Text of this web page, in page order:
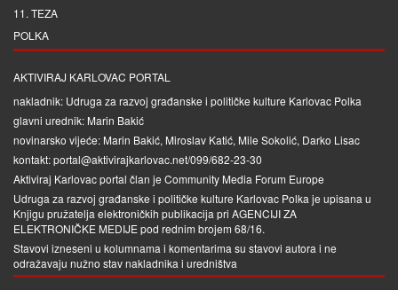
11. TEZA
POLKA
AKTIVIRAJ KARLOVAC PORTAL
nakladnik: Udruga za razvoj građanske i političke kulture Karlovac Polka
glavni urednik: Marin Bakić
novinarsko vijeće: Marin Bakić, Miroslav Katić, Mile Sokolić, Darko Lisac
kontakt: portal@aktivirajkarlovac.net/099/682-23-30
Aktiviraj Karlovac portal član je Community Media Forum Europe
Udruga za razvoj građanske i političke kulture Karlovac Polka je upisana u
Knjigu pružatelja elektroničkih publikacija pri AGENCIJI ZA
ELEKTRONIČKE MEDIJEpod rednim brojem 68/16.
Stavovi izneseni u kolumnama i komentarima su stavovi autora i ne
odražavaju nužno stav nakladnika i uredništva